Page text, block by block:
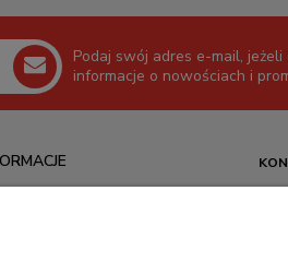
Podaj swój adres e-mail,
informacje o nowościach i